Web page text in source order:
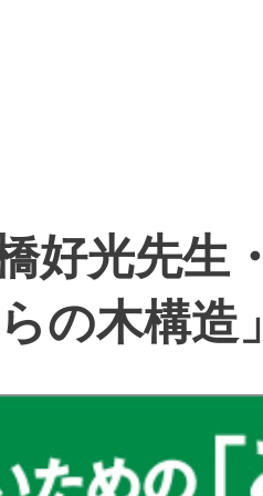
好光先生
の木構造」